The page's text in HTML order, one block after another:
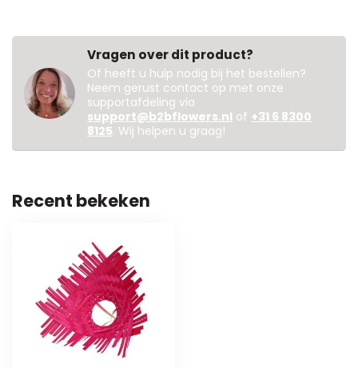
Vragen over dit product?
Of heeft u hulp nodig bij het bestellen?
Neem gerust contact op met onze
supportafdeling via
support@b2bflowers.nl of +31 6 8300
8125. Wij helpen u graag!
Recent bekeken